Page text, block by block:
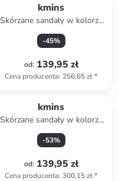
kmins
Skórzane sandały w kolorze
beżowym
-45%
od: 139,95 zł
Cena producenta: 256,65 zł*
kmins
Skórzane sandały w kolorze
jasnoróżowym
-53%
od: 139,95 zł
Cena producenta: 300,15 zł*